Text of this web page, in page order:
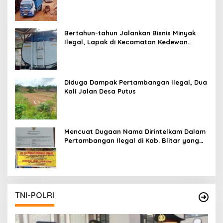
Bertahun-tahun Jalankan Bisnis Minyak
Ilegal, Lapak di Kecamatan Kedewan
Diduga Dampak Pertambangan Ilegal, Dua
Kali Jalan Desa Putus
Mencuat Dugaan Nama Dirintelkam Dalam
Pertambangan Ilegal di Kab. Blitar yang
TNI-POLRI